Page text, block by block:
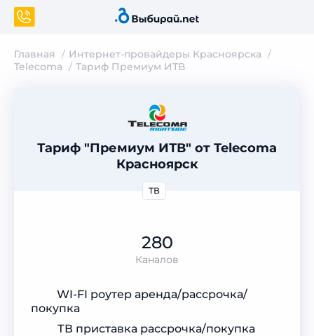
Главная
Интернет-провайдеры Красноярска
Telecoma
Тариф Премиум ИТВ
Тариф "Премиум ИТВ" от Telecoma
Красноярск
ТВ
280
Каналов
WI-FI роутер аренда/рассрочка/
покупка
ТВ приставка рассрочка/покупка